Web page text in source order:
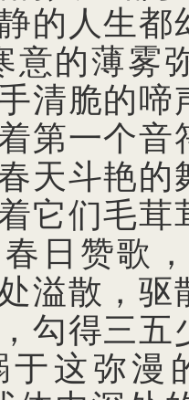
的人生
意的薄雾
清脆的
第一个
天斗艳
它们毛
日赞歌
溢散，
勾得三
于这弥漫